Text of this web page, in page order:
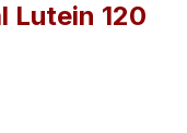
Lutein 120